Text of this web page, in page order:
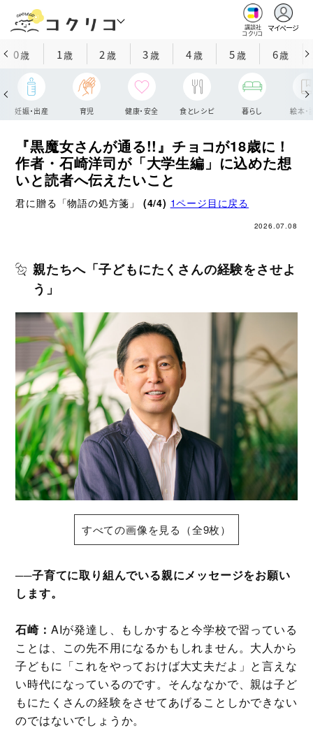
講談社
コクリコ
マイページ
0歳 1歳 2 歳 3歳 4歳 5歳 6歳
妊娠・出産 育児 健康・安全 食とレシピ 暮らし 絵本・
『黒魔女さんが通る!!』チョコが18歳に！
作者・石崎洋司が「大学生編」に込めた想
いと読者へ伝えたいこと
君に贈る「物語の処方箋」 (4/4) 1ページ目に戻る
2026.07.08
親たちへ「子どもにたくさんの経験をさせよ
う」
すべての画像を見る（全9枚）
──子育てに取り組んでいる親にメッセージをお願い
します。
石崎： AIが発達し、もしかすると今学校で習っている
ことは、この先不用になるかもしれません。大人から
子どもに「これをやっておけば大丈夫だよ」と言えな
い時代になっているのです。そんななかで、親は子ど
もにたくさんの経験をさせてあげることしかできない
のではないでしょうか。